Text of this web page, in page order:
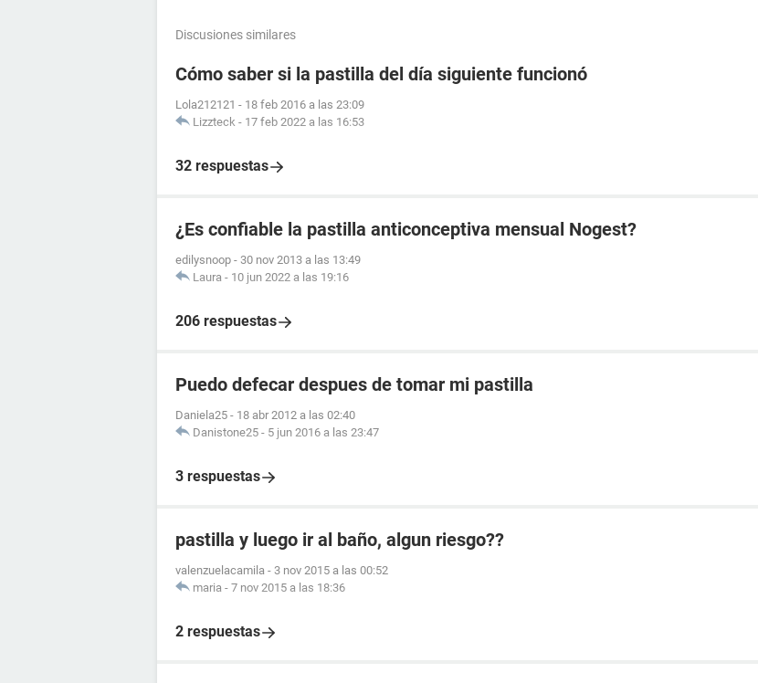
Discusiones similares
Cómo saber si la pastilla del día siguiente funcionó
Lola212121 - 18 feb 2016 a las 23:09
Lizzteck - 17 feb 2022 a las 16:53
32 respuestas
¿Es confiable la pastilla anticonceptiva mensual Nogest?
edilysnoop - 30 nov 2013 a las 13:49
Laura - 10 jun 2022 a las 19:16
206 respuestas
Puedo defecar despues de tomar mi pastilla
Daniela25 - 18 abr 2012 a las 02:40
Danistone25 - 5 jun 2016 a las 23:47
3 respuestas
pastilla y luego ir al baño, algun riesgo??
valenzuelacamila - 3 nov 2015 a las 00:52
maria - 7 nov 2015 a las 18:36
2 respuestas